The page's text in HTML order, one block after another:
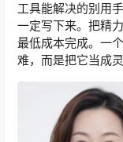
工具能解决的别用
一定写下来。把精
最低成本完成。一
难，而是把它当成